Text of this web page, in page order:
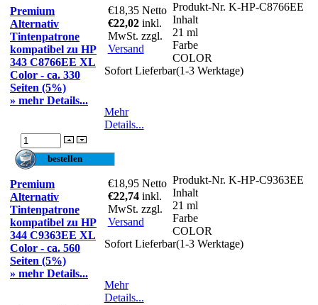
Premium
Alternativ
Tintenpatrone
kompatibel zu HP
343 C8766EE XL
Color - ca. 330
Seiten (5%)
» mehr Details...
€18,35 Netto
€22,02 inkl.
MwSt. zzgl.
Versand
Produkt-Nr. K-HP-C8766EE
Inhalt
21 ml
Farbe
COLOR
Sofort Lieferbar(1-3 Werktage)
Mehr
Details...
Premium
Alternativ
Tintenpatrone
kompatibel zu HP
344 C9363EE XL
Color - ca. 560
Seiten (5%)
» mehr Details...
€18,95 Netto
€22,74 inkl.
MwSt. zzgl.
Versand
Produkt-Nr. K-HP-C9363EE
Inhalt
21 ml
Farbe
COLOR
Sofort Lieferbar(1-3 Werktage)
Mehr
Details...